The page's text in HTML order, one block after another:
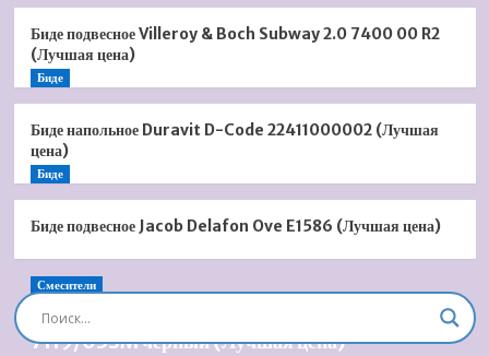
Биде подвесное Villeroy & Boch Subway 2.0 7400 00 R2
(Лучшая цена)
Биде
Биде напольное Duravit D-Code 22411000002 (Лучшая
цена)
Биде
Биде подвесное Jacob Delafon Ove E1586 (Лучшая цена)
Смесители
Душевая система встроенная Timo Briana SX-
7119/03SM черный (Лучшая цена)